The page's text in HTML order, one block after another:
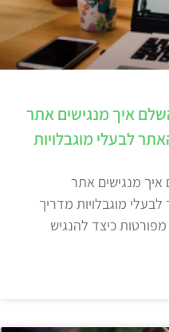
איך מנגישים אתר
לבעלי מוגבלויות
מנגישים אתר
מוגבלויות מדריך
כיצד להנגיש